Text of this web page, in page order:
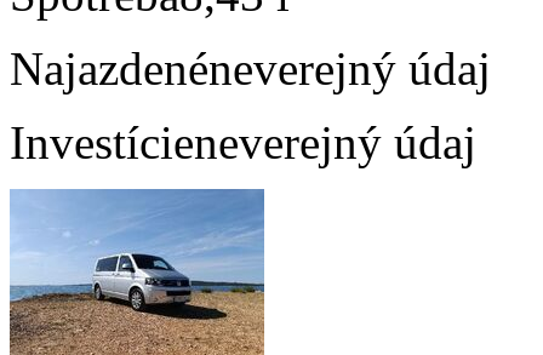
Najazdenéneverejný údaj
Investícieneverejný údaj